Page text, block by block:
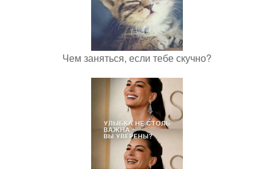
Чем заняться, если тебе скучно?